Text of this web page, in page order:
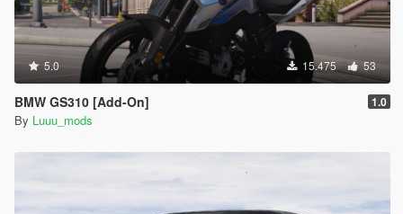
5.0 15.475 53
BMW GS310 [Add-On] 1.0
By Luuu_mods